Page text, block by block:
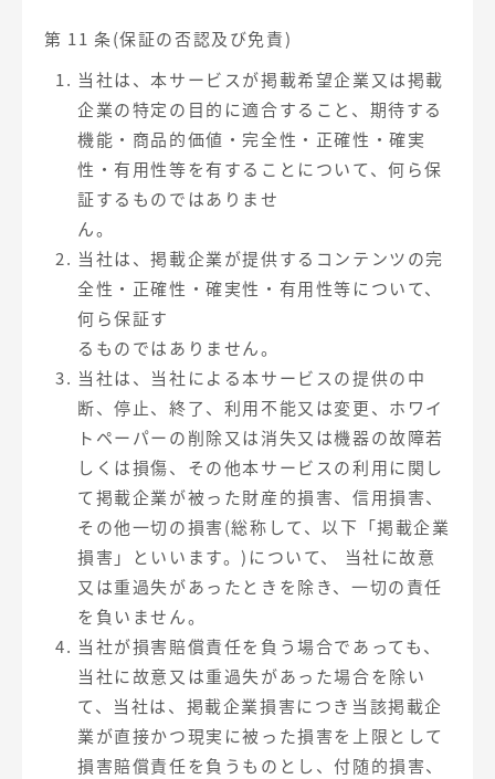
第 11 条(保証の否認及び免責)
当社は、本サービスが掲載希望企業又は掲載
企業の特定の目的に適合すること、期待する
機能・商品的価値・完全性・正確性・確実
性・有用性等を有することについて、何ら保
証するものではありませ
ん。
当社は、掲載企業が提供するコンテンツの完
全性・正確性・確実性・有用性等について、
何ら保証す
るものではありません。
当社は、当社による本サービスの提供の中
断、停止、終了、利用不能又は変更、ホワイ
トペーパーの削除又は消失又は機器の故障若
しくは損傷、その他本サービスの利用に関し
て掲載企業が被った財産的損害、信用損害、
その他一切の損害(総称して、以下「掲載企業
損害」といいます。)について、 当社に故意
又は重過失があったときを除き、一切の責任
を負いません。
当社が損害賠償責任を負う場合であっても、
当社に故意又は重過失があった場合を除い
て、当社は、掲載企業損害につき当該掲載企
業が直接かつ現実に被った損害を上限として
損害賠償責任を負うものとし、付随的損害、